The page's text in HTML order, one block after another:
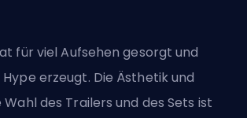
für viel Aufsehen gesorgt und
erzeugt. Die Ästhetik und
des Trailers und des Sets ist